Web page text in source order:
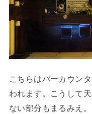
こちらはバーカウン
われます。こうして
ない部分もまるみえ。